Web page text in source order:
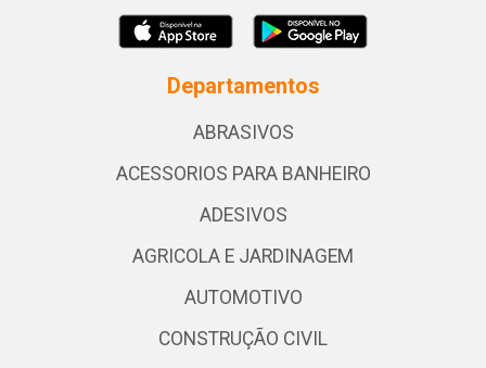
Departamentos
ABRASIVOS
ACESSORIOS PARA BANHEIRO
ADESIVOS
AGRICOLA E JARDINAGEM
AUTOMOTIVO
CONSTRUÇÃO CIVIL